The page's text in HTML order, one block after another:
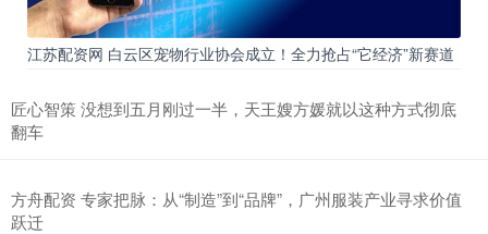
江苏配资网 白云区宠物行业协会成立！全力抢占“它经济”新赛道
匠心智策 没想到五月刚过一半，天王嫂方媛就以这种方式彻底
翻车
方舟配资 专家把脉：从“制造”到“品牌”，广州服装产业寻求价值
跃迁